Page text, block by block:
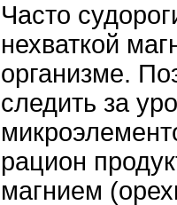
Часто
нехваткой
организме.
следить за
рацион
магнием